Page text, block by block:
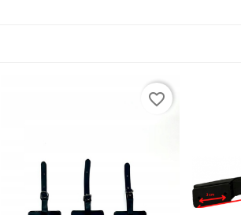
favorite_border